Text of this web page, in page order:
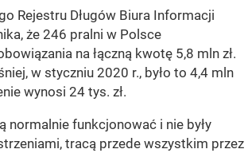
Rejestru Długów Biura Informacji
że 246 pralni w Polsce
na łączną kwotę 5,8 mln zł.
w styczniu 2020 r., było to 4,4 mln
wynosi 24 tys. zł.
normalnie funkcjonować i nie były
tracą przede wszystkim przez